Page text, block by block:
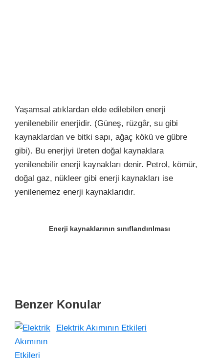
Yaşamsal atıklardan elde edilebilen enerji
yenilenebilir enerjidir. (Güneş, rüzgâr, su gibi
kaynaklardan ve bitki sapı, ağaç kökü ve gübre
gibi). Bu enerjiyi üreten doğal kaynaklara
yenilenebilir enerji kaynakları denir. Petrol, kömür,
doğal gaz, nükleer gibi enerji kaynakları ise
yenilenemez enerji kaynaklarıdır.
Enerji kaynaklarının sınıflandırılması
Benzer Konular
Elektrik Akımının Etkileri